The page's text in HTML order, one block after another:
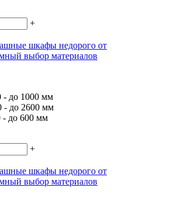
+
до 1000 мм
- до 2600 мм
- до 600 мм
+